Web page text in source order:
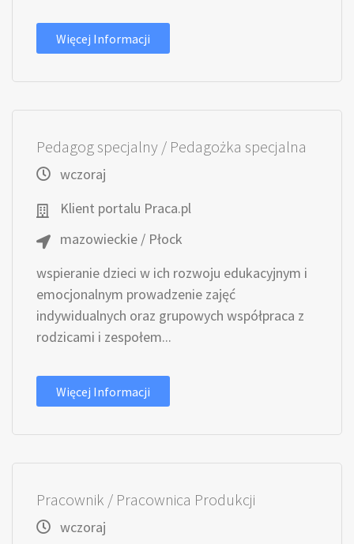
Więcej Informacji
Pedagog specjalny / Pedagożka specjalna
wczoraj
Klient portalu Praca.pl
mazowieckie / Płock
wspieranie dzieci w ich rozwoju edukacyjnym i
emocjonalnym prowadzenie zajęć
indywidualnych oraz grupowych współpraca z
rodzicami i zespołem...
Więcej Informacji
Pracownik / Pracownica Produkcji
wczoraj